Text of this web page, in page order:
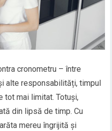
cronometru – între
alte responsabilități, timpul
tot mai limitat. Totuși,
din lipsă de timp. Cu
mereu îngrijită și